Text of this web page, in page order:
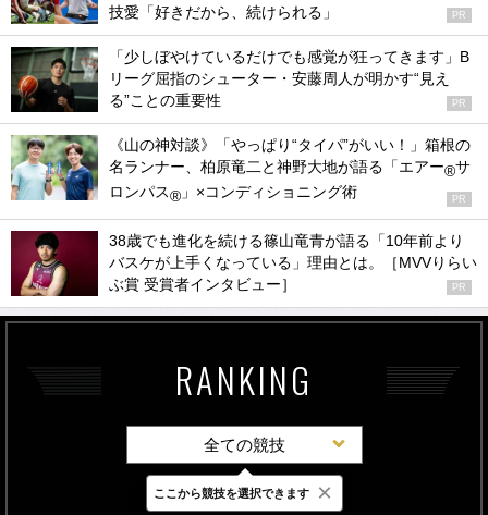
技愛「好きだから、続けられる」
PR
「少しぼやけているだけでも感覚が狂ってきます」B
リーグ屈指のシューター・安藤周人が明かす“見え
る”ことの重要性
PR
《山の神対談》「やっぱり“タイパ”がいい！」箱根の
名ランナー、柏原竜二と神野大地が語る「エアー®サ
ロンパス® 」×コンディショニング術 PR
38歳でも進化を続ける篠山竜青が語る「10年前より
バスケが上手くなっている」理由とは。［MVVりらい
ぶ賞 受賞者インタビュー］
PR
RANKING
全ての競技
最新 24時間 週間
ここから競技を選択できます ×